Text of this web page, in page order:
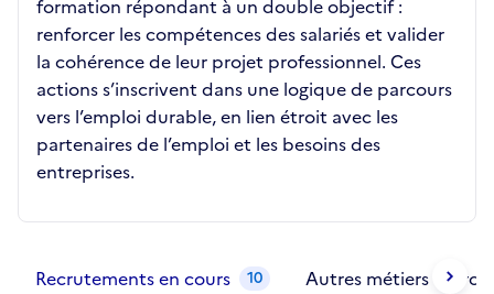
formation répondant à un double objectif :
renforcer les compétences des salariés et valider
la cohérence de leur projet professionnel. Ces
actions s’inscrivent dans une logique de parcours
vers l’emploi durable, en lien étroit avec les
partenaires de l’emploi et les besoins des
entreprises.
Recrutements en cours 10 Autres métiers